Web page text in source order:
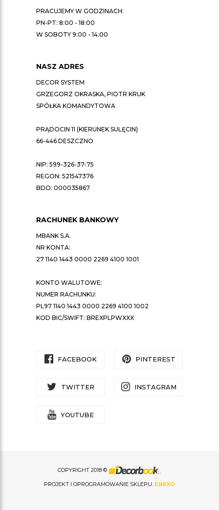
PRACUJEMY W GODZINACH:
PN-PT: 8:00 - 18:00
W SOBOTY 9:00 - 14:00
NASZ ADRES
DECOR SYSTEM
GRZEGORZ OKRASKA, PIOTR KRUK
SPÓŁKA KOMANDYTOWA
PRĄDOCIN 11 (KIERUNEK SULĘCIN)
66-446 DESZCZNO
NIP: 599-326-37-75
REGON: 521547376
BDO: 000035867
RACHUNEK BANKOWY
MBANK S.A.
NR KONTA:
27 1140 1443 0000 2269 4100 1001
KONTO WALUTOWE:
NUMER RACHUNKU:
PL97 1140 1443 0000 2269 4100 1002
KOD BIC/SWIFT: BREXPLPWXXX
FACEBOOK PINTEREST
TWITTER INSTAGRAM
YOUTUBE
COPYRIGHT 2018 ©
PROJEKT I OPROGRAMOWANIE SKLEPU: EBEXO